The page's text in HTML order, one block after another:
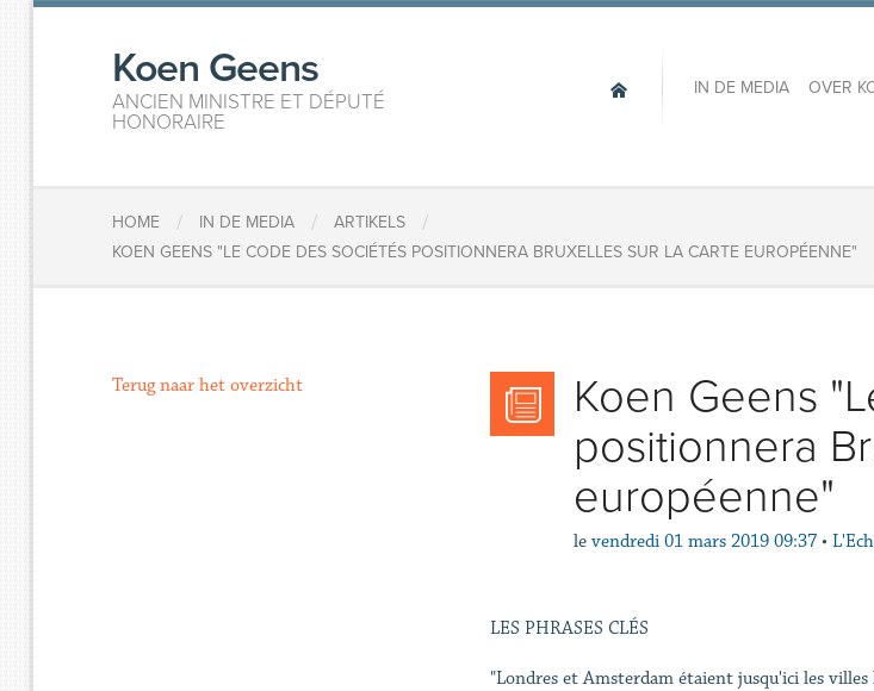
Koen Geens
ANCIEN MINISTRE ET DÉPUTÉ
HONORAIRE
IN DE MEDIA OVER
HOME / IN DE MEDIA / ARTIKELS /
KOEN GEENS "LE CODE DES SOCIÉTÉS POSITIONNERA BRUXELLES SUR LA CARTE EUROPÉENNE"
Koen Geens
positionnera
européenne"
le vendredi 01 mars 2019 09:37 •
LES PHRASES CLÉS
"Londres et Amsterdam étaient jusqu'ici les
Terug naar het overzicht